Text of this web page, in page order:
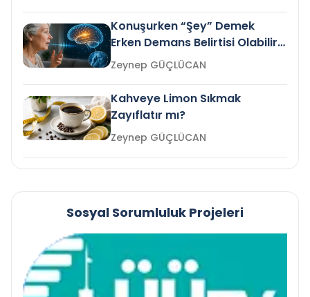
Konuşurken “Şey” Demek
Erken Demans Belirtisi Olabilir
mi?
Zeynep GÜÇLÜCAN
Kahveye Limon Sıkmak
Zayıflatır mı?
Zeynep GÜÇLÜCAN
Sosyal Sorumluluk Projeleri